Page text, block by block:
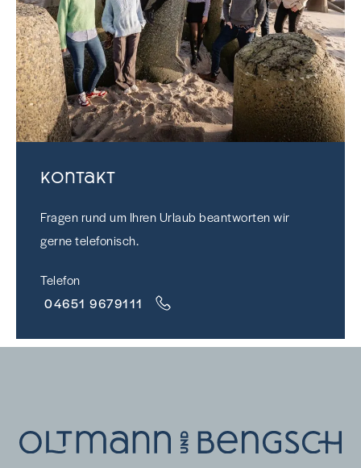
Kontakt
Fragen rund um Ihren Urlaub beantworten wir
gerne telefonisch.
Telefon
04651 9679111